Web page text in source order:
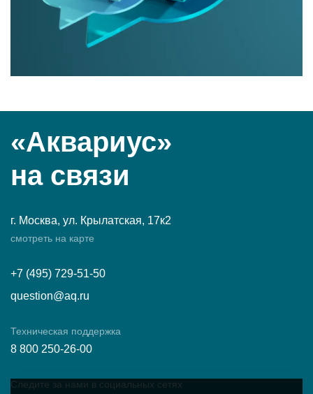
«Аквариус»
на связи
г. Москва, ул. Крылатская, 17к2
смотреть на карте
+7 (495) 729-51-50
question@aq.ru
Техническая поддержка
8 800 250-26-00
Следите за нами в социальных сетях